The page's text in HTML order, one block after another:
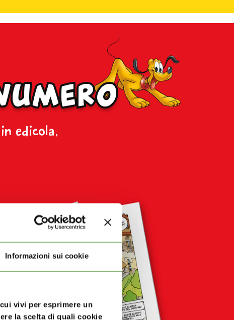
Informazioni sui cookie
vivi per esprimere un
la scelta di quali cookie
edicola,